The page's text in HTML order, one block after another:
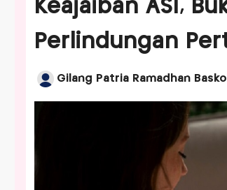
Keajaiban ASI,
Perlindungan
Gilang Patria Ramadhan